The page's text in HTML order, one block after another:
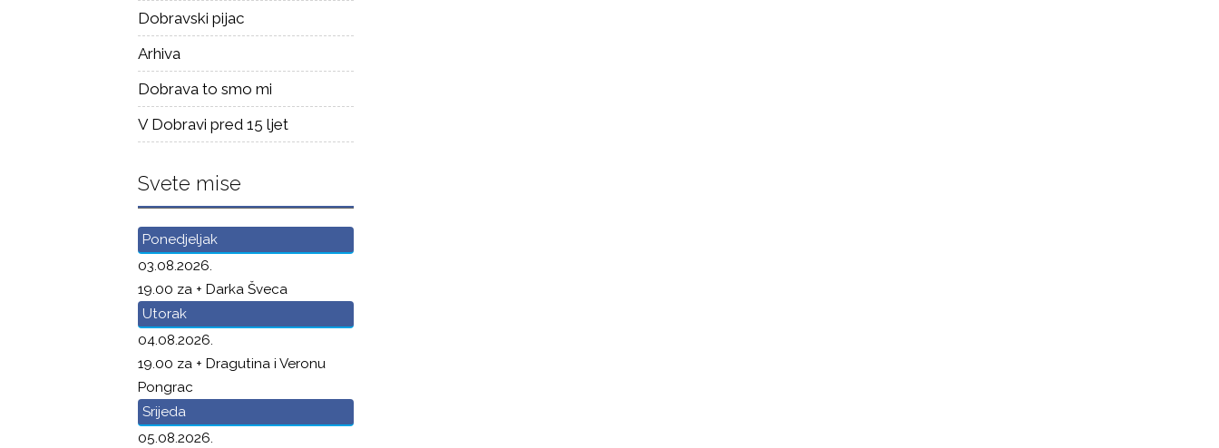
Dobravski pijac
Arhiva
Dobrava to smo mi
V Dobravi pred 15 ljet
Svete mise
Ponedjeljak
03.08.2026.
19.00 za + Darka Šveca
Utorak
04.08.2026.
19.00 za + Dragutina i Veronu
Pongrac
Srijeda
05.08.2026.